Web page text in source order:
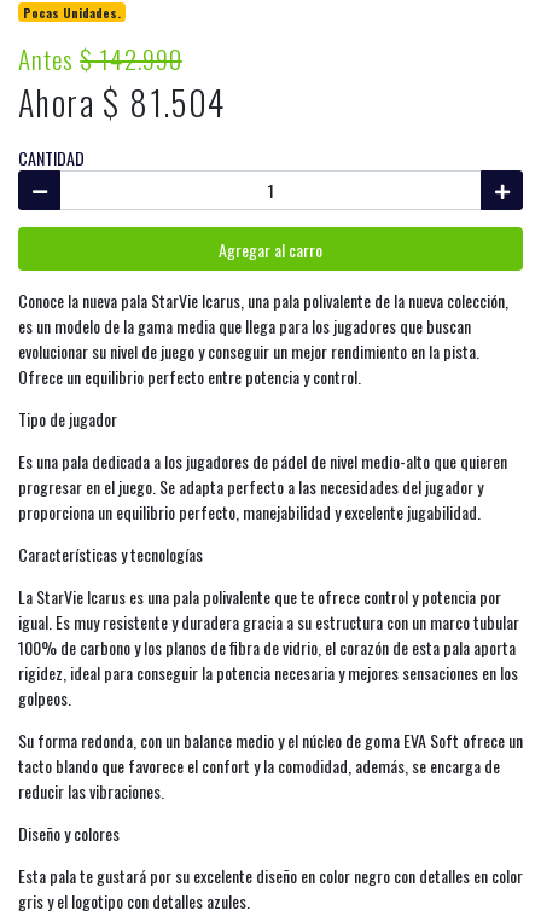
Pocas Unidades.
Antes$ 142.990
Ahora $ 81.504
CANTIDAD
Agregar al carro
Conoce la nueva pala StarVie Icarus, una pala polivalente de la nueva colección,
es un modelo de la gama media que llega para los jugadores que buscan
evolucionar su nivel de juego y conseguir un mejor rendimiento en la pista.
Ofrece un equilibrio perfecto entre potencia y control.
Tipo de jugador
Es una pala dedicada a los jugadores de pádel de nivel medio-alto que quieren
progresar en el juego. Se adapta perfecto a las necesidades del jugador y
proporciona un equilibrio perfecto, manejabilidad y excelente jugabilidad.
Características y tecnologías
La StarVie Icarus es una pala polivalente que te ofrece control y potencia por
igual. Es muy resistente y duradera gracia a su estructura con un marco tubular
100% de carbono y los planos de fibra de vidrio, el corazón de esta pala aporta
rigidez, ideal para conseguir la potencia necesaria y mejores sensaciones en los
golpeos.
Su forma redonda, con un balance medio y el núcleo de goma EVA Soft ofrece un
tacto blando que favorece el confort y la comodidad, además, se encarga de
reducir las vibraciones.
Diseño y colores
Esta pala te gustará por su excelente diseño en color negro con detalles en color
gris y el logotipo con detalles azules.